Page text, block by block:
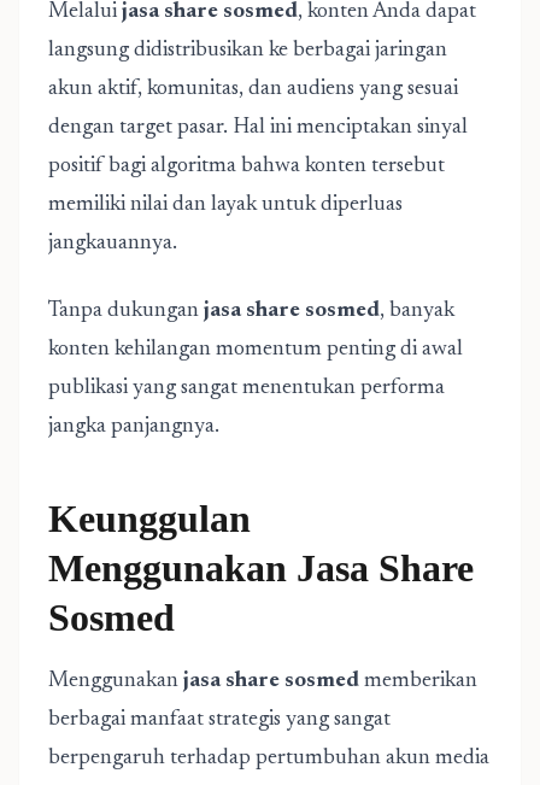
Melalui jasa share sosmed, konten Anda dapat
langsung didistribusikan ke berbagai jaringan
akun aktif, komunitas, dan audiens yang sesuai
dengan target pasar. Hal ini menciptakan sinyal
positif bagi algoritma bahwa konten tersebut
memiliki nilai dan layak untuk diperluas
jangkauannya.
Tanpa dukungan jasa share sosmed, banyak
konten kehilangan momentum penting di awal
publikasi yang sangat menentukan performa
jangka panjangnya.
Keunggulan
Menggunakan Jasa Share
Sosmed
Menggunakan jasa share sosmed memberikan
berbagai manfaat strategis yang sangat
berpengaruh terhadap pertumbuhan akun media